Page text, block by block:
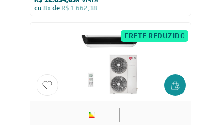
ou 8xde R$ 1.662,38
FRETE REDUZIDO